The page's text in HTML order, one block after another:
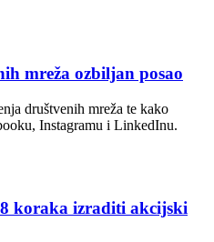
mreža ozbiljan posao
društvenih mreža te kako
Instagramu i LinkedInu.
koraka izraditi akcijski